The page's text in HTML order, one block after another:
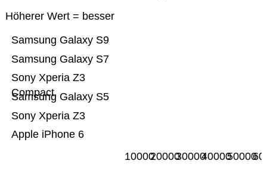
Höherer Wert = besser
Apple iPhone 6
Sony Xperia Z3
Samsung Galaxy S5
Sony Xperia Z3
Compact
Samsung Galaxy S7
Samsung Galaxy S9
1000020000300004000050000